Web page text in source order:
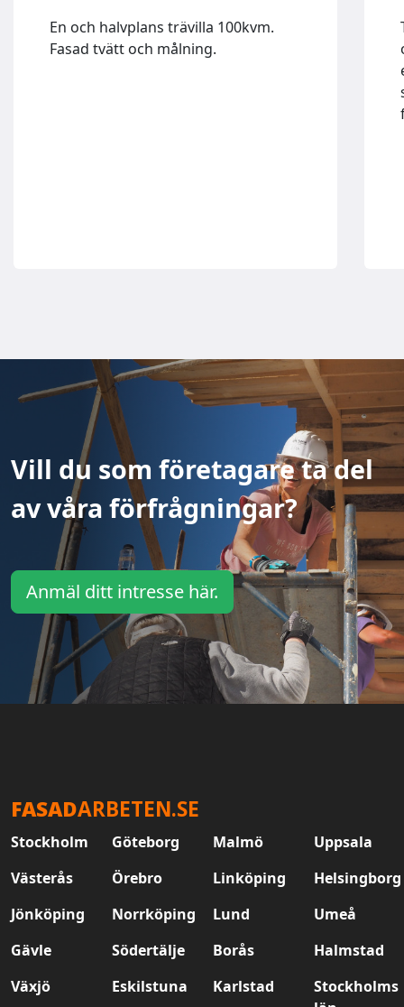
En och halvplans trävilla 100kvm.
Fasad tvätt och målning.
Vill du som företagare ta del
av våra förfrågningar?
Anmäl ditt intresse här.
FASADARBETEN.SE
Stockholm Göteborg Malmö
Uppsala
Västerås
Örebro Linköping
Helsingborg
Jönköping
Norrköping Lund
Umeå
Gävle
Södertälje Borås
Halmstad
Växjö
Eskilstuna Karlstad
Stockholms